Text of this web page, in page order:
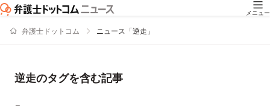
メニュー
弁護士ドットコム ニュース「逆走」
逆走のタグを含む記事